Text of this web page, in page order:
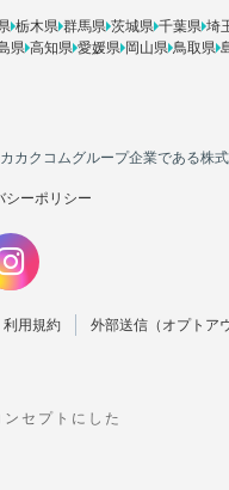
栃木県 群馬県 茨城県 千葉県 埼
県 高知県 愛媛県 岡山県 鳥取県
クコムグループ企業である株
シーポリシー
利用規約 外部送信（オプトア
セプトにした